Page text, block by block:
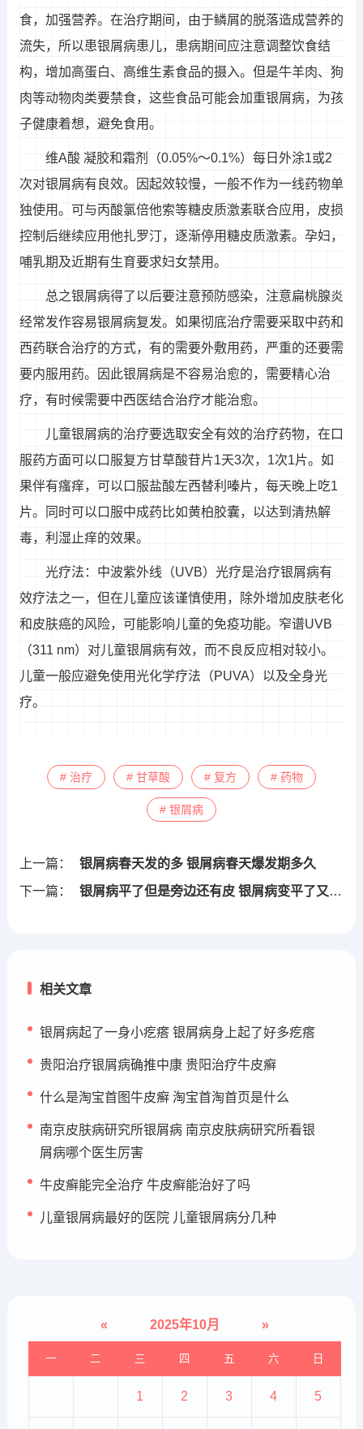
食，加强营养。在治疗期间，由于鳞屑的脱落造成营养的
流失，所以患银屑病患儿，患病期间应注意调整饮食结
构，增加高蛋白、高维生素食品的摄入。但是牛羊肉、狗
肉等动物肉类要禁食，这些食品可能会加重银屑病，为孩
子健康着想，避免食用。
维A酸 凝胶和霜剂（0.05%～0.1%）每日外涂1或2
次对银屑病有良效。因起效较慢，一般不作为一线药物单
独使用。可与丙酸氯倍他索等糖皮质激素联合应用，皮损
控制后继续应用他扎罗汀，逐渐停用糖皮质激素。孕妇，
哺乳期及近期有生育要求妇女禁用。
总之银屑病得了以后要注意预防感染，注意扁桃腺炎
经常发作容易银屑病复发。如果彻底治疗需要采取中药和
西药联合治疗的方式，有的需要外敷用药，严重的还要需
要内服用药。因此银屑病是不容易治愈的，需要精心治
疗，有时候需要中西医结合治疗才能治愈。
儿童银屑病的治疗要选取安全有效的治疗药物，在口
服药方面可以口服复方甘草酸苷片1天3次，1次1片。如
果伴有瘙痒，可以口服盐酸左西替利嗪片，每天晚上吃1
片。同时可以口服中成药比如黄柏胶囊，以达到清热解
毒，利湿止痒的效果。
光疗法：中波紫外线（UVB）光疗是治疗银屑病有
效疗法之一，但在儿童应该谨慎使用，除外增加皮肤老化
和皮肤癌的风险，可能影响儿童的免疫功能。窄谱UVB
（311 nm）对儿童银屑病有效，而不良反应相对较小。
儿童一般应避免使用光化学疗法（PUVA）以及全身光
疗。
# 治疗 # 甘草酸 # 复方 # 药物
# 银屑病
上一篇：
银屑病春天发的多 银屑病春天爆发期多久
下一篇：
银屑病平了但是旁边还有皮 银屑病变平了又起红疙瘩了
相关文章
银屑病起了一身小疙瘩 银屑病身上起了好多疙瘩
贵阳治疗银屑病确推中康 贵阳治疗牛皮癣
什么是淘宝首图牛皮癣 淘宝首淘首页是什么
南京皮肤病研究所银屑病 南京皮肤病研究所看银
屑病哪个医生厉害
牛皮癣能完全治疗 牛皮癣能治好了吗
儿童银屑病最好的医院 儿童银屑病分几种
« 2025年10月 »
一 二 三 四 五 六 日
1 2 3 4 5